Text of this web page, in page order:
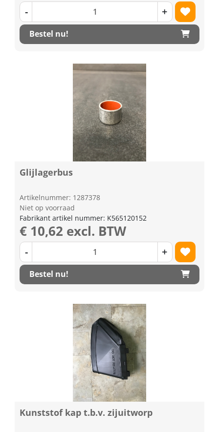
- +
Bestel nu!
Glijlagerbus
Artikelnummer: 1287378
Niet op voorraad
Fabrikant artikel nummer: K565120152
€ 10,62 excl. BTW
- +
Bestel nu!
Kunststof kap t.b.v. zijuitworp